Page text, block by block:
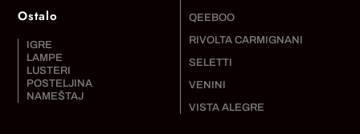
Ostalo
IGRE
LAMPE
LUSTERI
POSTELJINA
NAMEŠTAJ
QEEBOO
RIVOLTA CARMIGNANI
SELETTI
VENINI
VISTA ALEGRE